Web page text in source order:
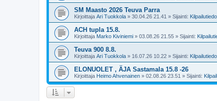
SM Maasto 2026 Teuva Parra
Kirjoittaja Ari Tuokkola » 30.04.26 21.41 » Sijainti:
ACH tupla 15.8.
Kirjoittaja Marko Kiviniemi » 03.08.26 21.55 » Sijainti:
Teuva 900 8.8.
Kirjoittaja Ari Tuokkola » 16.07.26 10.22 » Sijainti:
ELONUOLET , ÄJA Sastamala 15.8 -26
Kirjoittaja Heimo Ahvenainen » 02.08.26 23.51 » Sijainti: